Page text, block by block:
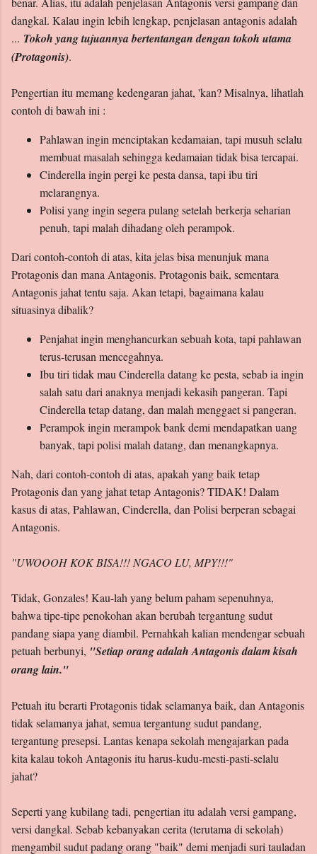
dangkal. Kalau ingin lebih lengkap, penjelasan antagonis adalah
... Tokoh yang tujuannya bertentangan dengan tokoh utama
(Protagonis).
Pengertian itu memang kedengaran jahat, 'kan? Misalnya, lihatlah
contoh di bawah ini :
Pahlawan ingin menciptakan kedamaian, tapi musuh selalu
membuat masalah sehingga kedamaian tidak bisa tercapai.
Cinderella ingin pergi ke pesta dansa, tapi ibu tiri
melarangnya.
Polisi yang ingin segera pulang setelah berkerja seharian
penuh, tapi malah dihadang oleh perampok.
Dari contoh-contoh di atas, kita jelas bisa menunjuk mana
Protagonis dan mana Antagonis. Protagonis baik, sementara
Antagonis jahat tentu saja. Akan tetapi, bagaimana kalau
situasinya dibalik?
Penjahat ingin menghancurkan sebuah kota, tapi pahlawan
terus-terusan mencegahnya.
Ibu tiri tidak mau Cinderella datang ke pesta, sebab ia ingin
salah satu dari anaknya menjadi kekasih pangeran. Tapi
Cinderella tetap datang, dan malah menggaet si pangeran.
Perampok ingin merampok bank demi mendapatkan uang
banyak, tapi polisi malah datang, dan menangkapnya.
Nah, dari contoh-contoh di atas, apakah yang baik tetap
Protagonis dan yang jahat tetap Antagonis? TIDAK! Dalam
kasus di atas, Pahlawan, Cinderella, dan Polisi berperan sebagai
Antagonis.
"UWOOOH KOK BISA!!! NGACO LU, MPY!!!"
Tidak, Gonzales! Kau-lah yang belum paham sepenuhnya,
bahwa tipe-tipe penokohan akan berubah tergantung sudut
pandang siapa yang diambil. Pernahkah kalian mendengar sebuah
petuah berbunyi, "Setiap orang adalah Antagonis dalam kisah
orang lain."
Petuah itu berarti Protagonis tidak selamanya baik, dan Antagonis
tidak selamanya jahat, semua tergantung sudut pandang,
tergantung presepsi. Lantas kenapa sekolah mengajarkan pada
kita kalau tokoh Antagonis itu harus-kudu-mesti-pasti-selalu
jahat?
Seperti yang kubilang tadi, pengertian itu adalah versi gampang,
versi dangkal. Sebab kebanyakan cerita (terutama di sekolah)
mengambil sudut padang orang "baik" demi menjadi suri tauladan